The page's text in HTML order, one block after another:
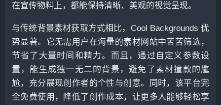
在宣传物料上，都能保持清晰、美观的视觉呈现。
与传统背景素材获取方式相比，Cool Backgrounds 优
势显著。它无需用户在海量的素材网站中苦苦筛选，
节省了大量时间和精力。而且，通过自定义参数设
置，能生成独一无二的背景，避免了素材撞款的尴
尬，充分展现创作者的个性与创意。同时，该平台完
全免费使用，降低了创作成本，让更多人能够轻松享